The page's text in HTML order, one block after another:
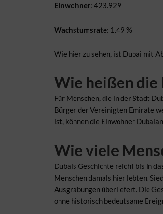
Einwohner: 423.929
Wachstumsrate: 1,49 %
Wie hier zu sehen, ist Dubai mit
Wie heißen die
Für Menschen, die in der Stadt
Bürger der Vereinigten Emirate
ist, können die Einwohner
Wie viele
Dubais Geschichte reicht bis in
Menschen damals hier lebten.
Ausgrabungen überliefert. Die
ohne historisch bedeutsame